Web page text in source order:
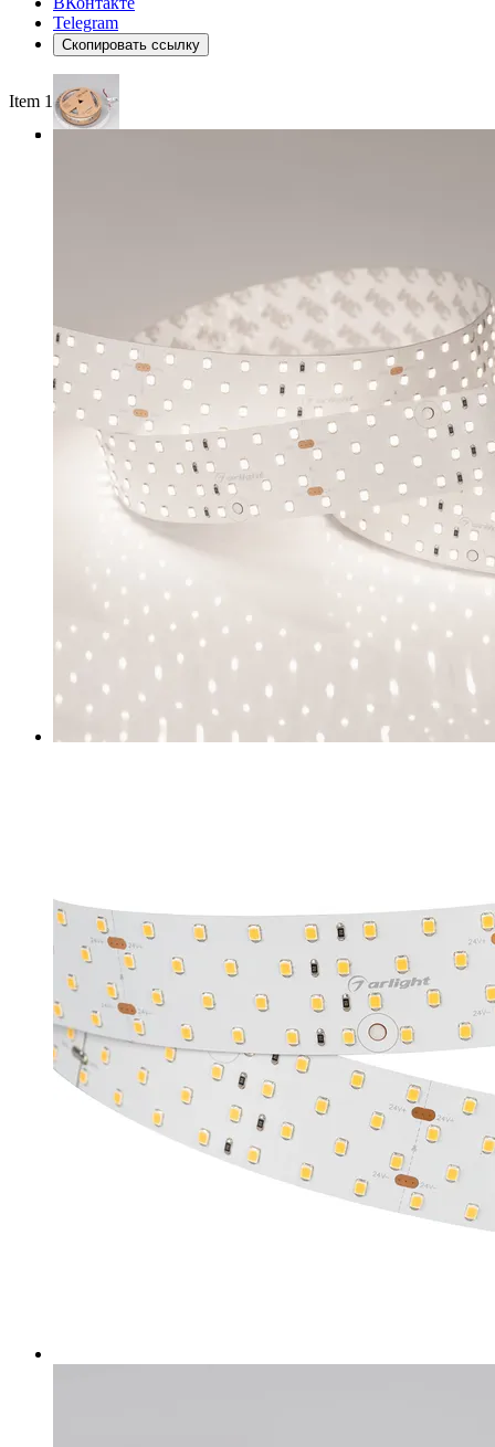
Telegram
Скопировать ссылку
Item 1 of 3